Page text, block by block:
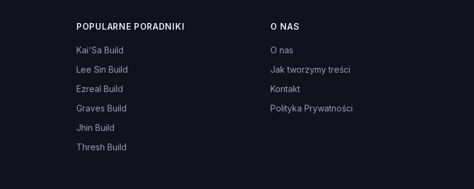
POPULARNE PORADNIKI
Kai'Sa Build
Lee Sin Build
Ezreal Build
Graves Build
Jhin Build
Thresh Build
O NAS
O nas
Jak tworzymy treści
Kontakt
Polityka Prywatności